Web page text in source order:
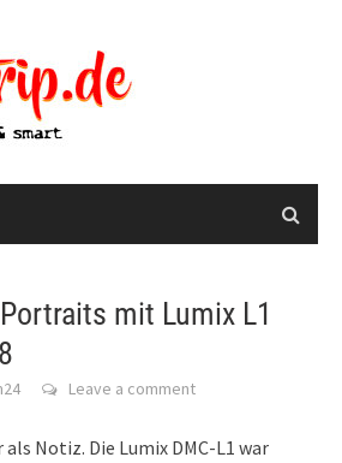
mit Lumix L1
Leave a comment
Notiz. Die Lumix DMC-L1 war